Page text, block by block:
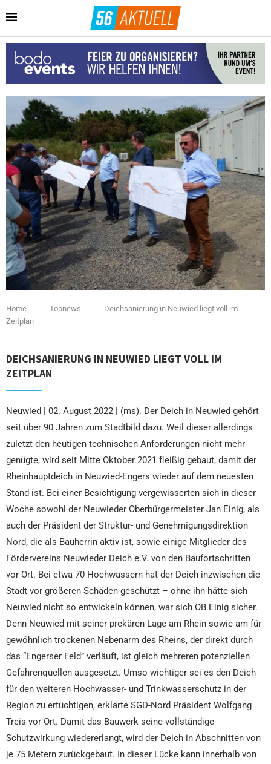
Home Topnews
Deichsanierung in Neuwied liegt voll im
Zeitplan
DEICHSANIERUNG IN NEUWIED LIEGT VOLL IM
ZEITPLAN
Neuwied | 02. August 2022 | (ms). Der Deich in Neuwied gehört
seit über 90 Jahren zum Stadtbild dazu. Weil dieser allerdings
zuletzt den heutigen technischen Anforderungen nicht mehr
genügte, wird seit Mitte Oktober 2021 fleißig gebaut, damit der
Rheinhauptdeich in Neuwied-Engers wieder auf dem neuesten
Stand ist. Bei einer Besichtigung vergewisserten sich in dieser
Woche sowohl der Neuwieder Oberbürgermeister Jan Einig, als
auch der Präsident der Struktur- und Genehmigungsdirektion
Nord, die als Bauherrin aktiv ist, sowie einige Mitglieder des
Fördervereins Neuwieder Deich e.V. von den Baufortschritten
vor Ort. Bei etwa 70 Hochwassern hat der Deich inzwischen die
Stadt vor größeren Schäden geschützt – ohne ihn hätte sich
Neuwied nicht so entwickeln können, war sich OB Einig sicher.
Denn Neuwied mit seiner prekären Lage am Rhein sowie am für
gewöhnlich trockenen Nebenarm des Rheins, der direkt durch
das “Engerser Feld” verläuft, ist gleich mehreren potenziellen
Gefahrenquellen ausgesetzt. Umso wichtiger sei es den Deich
für den weiteren Hochwasser- und Trinkwasserschutz in der
Region zu ertüchtigen, erklärte SGD-Nord Präsident Wolfgang
Treis vor Ort. Damit das Bauwerk seine vollständige
Schutzwirkung wiedererlangt, wird der Deich in Abschnitten von
je 75 Metern zurückgebaut. In dieser Lücke kann innerhalb von